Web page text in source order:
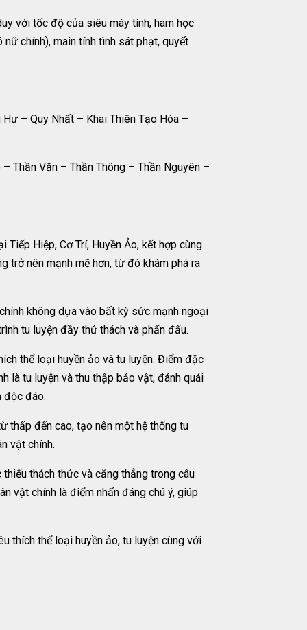
với tốc độ của siêu máy tính, ham học
chính), main tính tình sát phạt, quyết
– Quy Nhất – Khai Thiên Tạo Hóa –
Thần Văn – Thần Thông – Thần Nguyên –
Hiệp, Cơ Trí, Huyền Ảo, kết hợp cùng
trở nên mạnh mẽ hơn, từ đó khám phá ra
không dựa vào bất kỳ sức mạnh ngoại
tu luyện đầy thử thách và phấn đấu.
thể loại huyền ảo và tu luyện. Điểm đặc
là tu luyện và thu thập bảo vật, đánh quái
độc đáo.
thấp đến cao, tạo nên một hệ thống tu
vật chính.
thách thức và căng thẳng trong câu
vật chính là điểm nhấn đáng chú ý, giúp
thích thể loại huyền ảo, tu luyện cùng với